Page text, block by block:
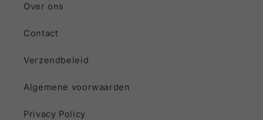
Over ons
Contact
Verzendbeleid
Algemene voorwaarden
Privacy Policy